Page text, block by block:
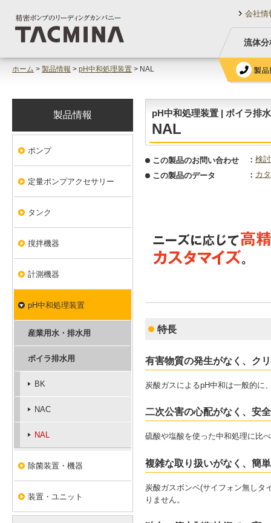
会社情
流体
ホーム > 製品情報 > pH中和処理装置 > NAL
pH中和処理装置 | ボイラ排
NAL
この製品のお問い合わせ
検
この製品のデータ
カ
特長
有害物質の発生がなく、ク
炭酸ガスによるpH中和は一般的に
二次公害の心配がなく、安全
硫酸や塩酸を使った中和処理に比
複雑な取り扱いがなく、簡単
炭酸ガスボンベ(サイフォン無しタ
りません。
製品情報
ポンプ
定量ポンプアクセサリー
タンク
撹拌機器
計測機器
pH中和処理装置
産業用水・排水用
ボイラ排水用
BK
NAC
NAL
除菌装置・機器
装置・ユニット